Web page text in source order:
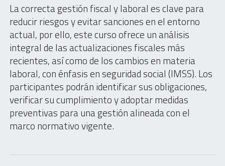
La correcta gestión fiscal y laboral es clave para
reducir riesgos y evitar sanciones en el entorno
actual, por ello, este curso ofrece un análisis
integral de las actualizaciones fiscales más
recientes, así como de los cambios en materia
laboral, con énfasis en seguridad social (IMSS). Los
participantes podrán identificar sus obligaciones,
verificar su cumplimiento y adoptar medidas
preventivas para una gestión alineada con el
marco normativo vigente.